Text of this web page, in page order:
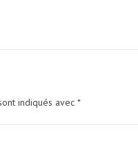
indiqués avec *